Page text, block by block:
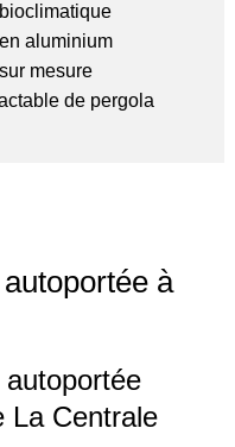
aluminium
mesure
de pergola
à
La Centrale